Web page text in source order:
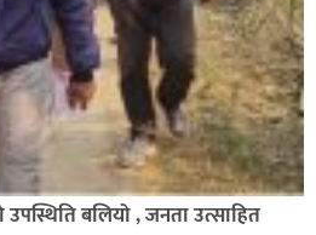
बलियो , जनता उत्साहित